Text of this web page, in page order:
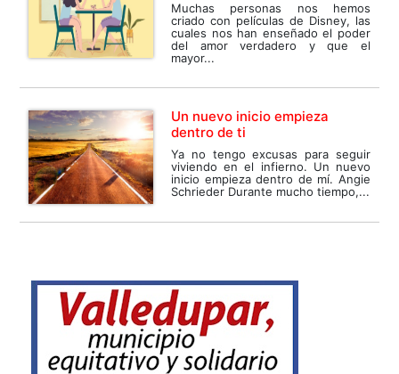
Muchas personas nos hemos
criado con películas de Disney, las
cuales nos han enseñado el poder
del amor verdadero y que el
mayor...
Un nuevo inicio empieza
dentro de ti
Ya no tengo excusas para seguir
viviendo en el infierno. Un nuevo
inicio empieza dentro de mí. Angie
Schrieder Durante mucho tiempo,...